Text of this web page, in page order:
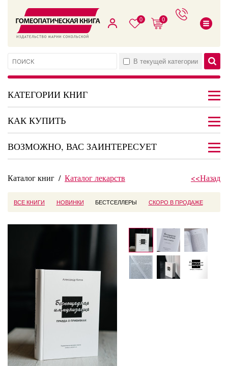
0 0
В текущей категории
КАТЕГОРИИ КНИГ
КАК КУПИТЬ
ВОЗМОЖНО, ВАС ЗАИНТЕРЕСУЕТ
Каталог книг / Каталог лекарств <<Назад
ВСЕ КНИГИ НОВИНКИ БЕСТСЕЛЛЕРЫ СКОРО В ПРОДАЖЕ